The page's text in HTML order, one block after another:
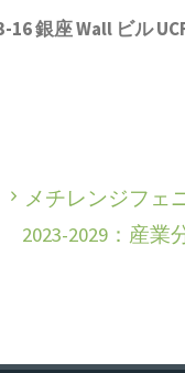
銀座 Wall ビル
メチレンジフェ
2023-2029：産